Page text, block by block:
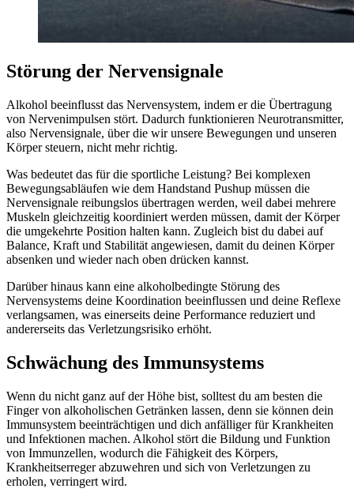
Störung der Nervensignale
Alkohol beeinflusst das Nervensystem, indem er die Übertragung
von Nervenimpulsen stört. Dadurch funktionieren Neurotransmitter,
also Nervensignale, über die wir unsere Bewegungen und unseren
Körper steuern, nicht mehr richtig.
Was bedeutet das für die sportliche Leistung? Bei komplexen
Bewegungsabläufen wie dem Handstand Pushup müssen die
Nervensignale reibungslos übertragen werden, weil dabei mehrere
Muskeln gleichzeitig koordiniert werden müssen, damit der Körper
die umgekehrte Position halten kann. Zugleich bist du dabei auf
Balance, Kraft und Stabilität angewiesen, damit du deinen Körper
absenken und wieder nach oben drücken kannst.
Darüber hinaus kann eine alkoholbedingte Störung des
Nervensystems deine Koordination beeinflussen und deine Reflexe
verlangsamen, was einerseits deine Performance reduziert und
andererseits das Verletzungsrisiko erhöht.
Schwächung des Immunsystems
Wenn du nicht ganz auf der Höhe bist, solltest du am besten die
Finger von alkoholischen Getränken lassen, denn sie können dein
Immunsystem beeinträchtigen und dich anfälliger für Krankheiten
und Infektionen machen. Alkohol stört die Bildung und Funktion
von Immunzellen, wodurch die Fähigkeit des Körpers,
Krankheitserreger abzuwehren und sich von Verletzungen zu
erholen, verringert wird.